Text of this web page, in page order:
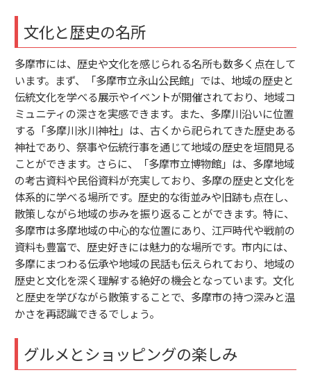
文化と歴史の名所
多摩市には、歴史や文化を感じられる名所も数多く点在して
います。まず、「多摩市立永山公民館」では、地域の歴史と
伝統文化を学べる展示やイベントが開催されており、地域コ
ミュニティの深さを実感できます。また、多摩川沿いに位置
する「多摩川氷川神社」は、古くから祀られてきた歴史ある
神社であり、祭事や伝統行事を通じて地域の歴史を垣間見る
ことができます。さらに、「多摩市立博物館」は、多摩地域
の考古資料や民俗資料が充実しており、多摩の歴史と文化を
体系的に学べる場所です。歴史的な街並みや旧跡も点在し、
散策しながら地域の歩みを振り返ることができます。特に、
多摩市は多摩地域の中心的な位置にあり、江戸時代や戦前の
資料も豊富で、歴史好きには魅力的な場所です。市内には、
多摩にまつわる伝承や地域の民話も伝えられており、地域の
歴史と文化を深く理解する絶好の機会となっています。文化
と歴史を学びながら散策することで、多摩市の持つ深みと温
かさを再認識できるでしょう。
グルメとショッピングの楽しみ